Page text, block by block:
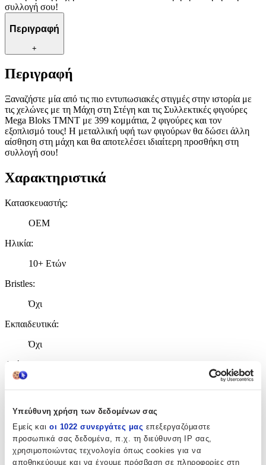
Υπεύθυνη χρήση των δεδομένων σας
Εμείς και οι 1022 συνεργάτες μας επεξεργαζόμαστε
προσωπικά σας δεδομένα, π.χ. τη διεύθυνση IP σας,
χρησιμοποιώντας τεχνολογία όπως cookies για να
αποθηκεύουμε και να έχουμε πρόσβαση σε πληροφορίες στη
συλλογή σου!
Περιγραφή
+
Περιγραφή
Ξαναζήστε μία από τις πιο εντυπωσιακές στιγμές στην ιστορία με
τις χελώνες με τη Μάχη στη Στέγη και τις Συλλεκτικές φιγούρες
Mega Bloks TMNT με 399 κομμάτια, 2 φιγούρες και τον
εξοπλισμό τους! Η μεταλλική υφή των φιγούρων θα δώσει άλλη
αίσθηση στη μάχη και θα αποτελέσει ιδιαίτερη προσθήκη στη
συλλογή σου!
Χαρακτηριστικά
Κατασκευαστής:
OEM
Ηλικία:
10+ Ετών
Bristles:
Όχι
Εκπαιδευτικά:
Όχι
Αρίθμησης
Όχι
Υλικό